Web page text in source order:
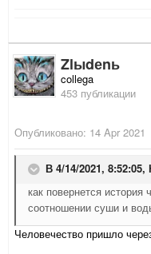
Zlыdеnь
collega
453 публикации
Опубликовано: 14 Apr 2021
В 4/14/2021, 8:52:05,
как повернется
соотношении суши и
Человечество пришло